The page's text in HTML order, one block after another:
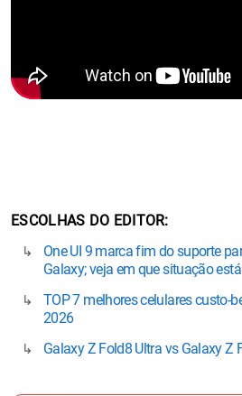
ESCOLHAS DO EDITOR
One UI 9 marca fim do suporte
Galaxy; veja em que situação
TOP 7 melhores celulares custo-
2026
Galaxy Z Fold8 Ultra vs Galaxy Z